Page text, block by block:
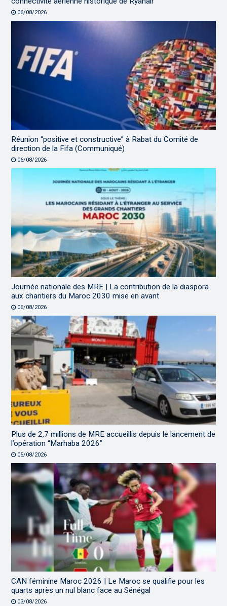
06/08/2026
Réunion “positive et constructive” à Rabat du Comité de
direction de la Fifa (Communiqué)
06/08/2026
Journée nationale des MRE | La contribution de la diaspora
aux chantiers du Maroc 2030 mise en avant
06/08/2026
Plus de 2,7 millions de MRE accueillis depuis le lancement de
l’opération “Marhaba 2026”
05/08/2026
CAN féminine Maroc 2026 | Le Maroc se qualifie pour les
quarts après un nul blanc face au Sénégal
03/08/2026